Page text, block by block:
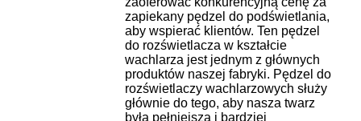
zapiekany pędzel do podświetlania,
aby wspierać klientów. Ten pędzel
do rozświetlacza w kształcie
wachlarza jest jednym z głównych
produktów naszej fabryki. Pędzel do
rozświetlaczy wachlarzowych służy
głównie do tego, aby nasza twarz
była pełniejsza i bardziej